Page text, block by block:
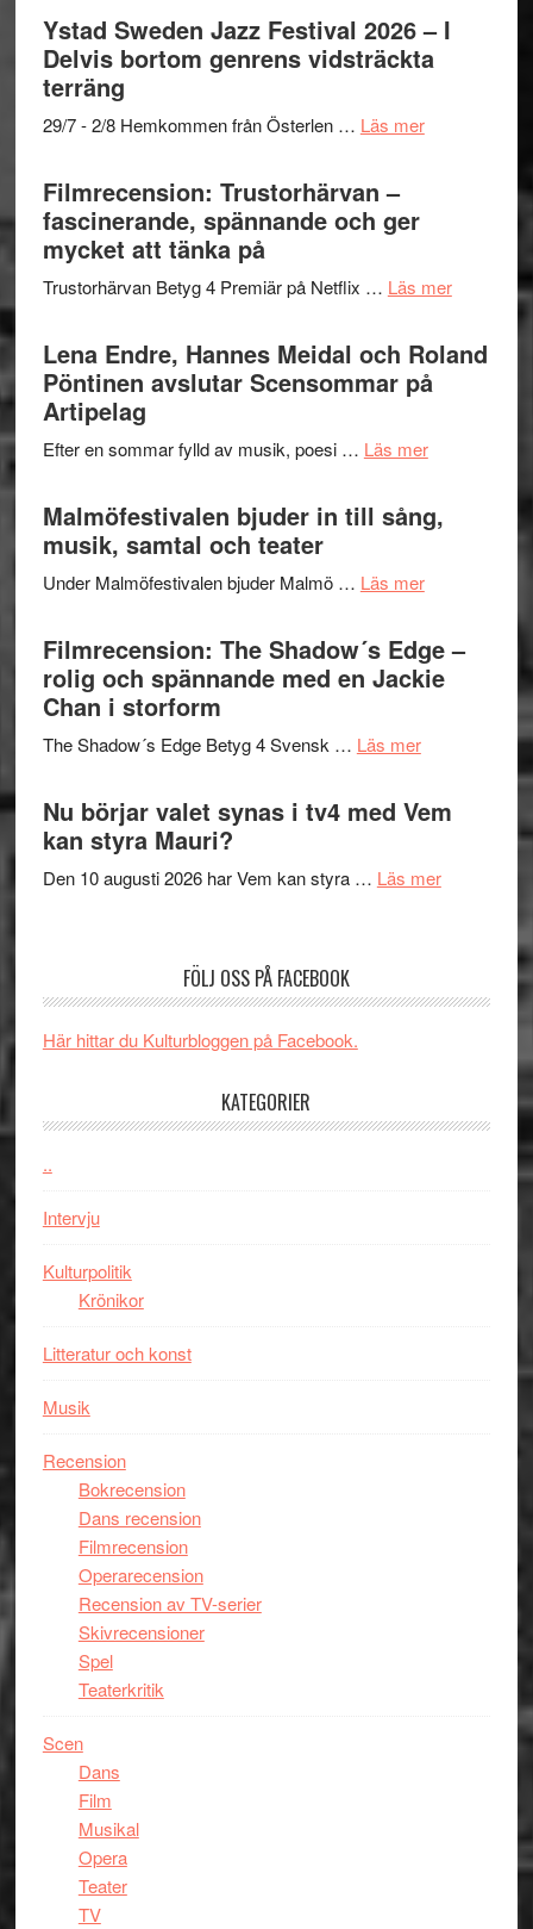
Mulder
och
Dana
Det
grönaste
gräset
en
hjärtevarm
Ystad Sweden Jazz Festival 2026 – I
Delvis bortom genrens vidsträckta
terräng
29/7 - 2/8 Hemkommen från Österlen … Läs merom
–
Delvis
bortom
terräng
Filmrecension: Trustorhärvan –
fascinerande, spännande och ger
mycket att tänka på
Trustorhärvan Betyg 4 Premiär på Netflix … Läs merom
–
Lena Endre, Hannes Meidal och Roland
Pöntinen avslutar Scensommar på
Artipelag
Efter en sommar fylld av musik, poesi … Läs merom
Hannes
Pöntinen
avslutar
Malmöfestivalen bjuder in till sång,
musik, samtal och teater
Under Malmöfestivalen bjuder Malmö … Läs merom
in
till
och
Filmrecension: The Shadow´s Edge –
rolig och spännande med en Jackie
Chan i storform
The Shadow´s Edge Betyg 4 Svensk … Läs merom
Filmrecension:
Shadow
Edge
spännande
Nu börjar valet synas i tv4 med Vem
kan styra Mauri?
Den 10 augusti 2026 har Vem kan styra … Läs merom
kan
FÖLJ OSS PÅ FACEBOOK
Här hittar du Kulturbloggen på Facebook.
KATEGORIER
..
Intervju
Kulturpolitik
Krönikor
Litteratur och konst
Musik
Recension
Bokrecension
Dans recension
Filmrecension
Operarecension
Recension av TV-serier
Skivrecensioner
Spel
Teaterkritik
Scen
Dans
Film
Musikal
Opera
Teater
TV